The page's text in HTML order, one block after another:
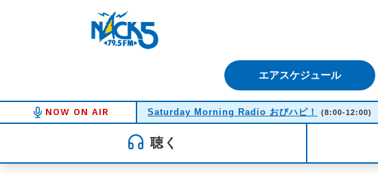
エアスケジュール
NOW ON AIR Saturday Morning Radio おびハピ！ (8:00-12:00)
聴く